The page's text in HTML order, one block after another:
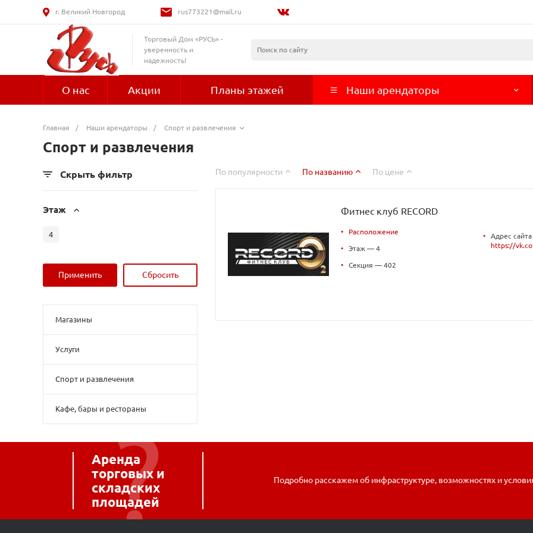
г. Великий Новгород rus773221@mail.ru
Торговый Дом «РУСЬ» -
уверенность и
надежность!
О нас Акции Планы этажей Наши арендаторы
Главная / Наши арендаторы / Спорт и развлечения
Спорт и развлечения
Скрыть фильтр
Этаж
4
Магазины
Услуги
Спорт и развлечения
Кафе, бары и рестораны
По популярности По названию По цене
Фитнес клуб RECORD
• Расположение
• Этаж — 4
• Секция — 402
•
Адрес
https://
Аренда
торговых и
складских
площадей
Подробно расскажем об инфраструктуре, возможностях и